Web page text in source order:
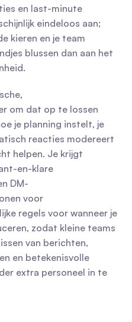
en last-minute
eindeloos aan;
kieren en je team
blussen dan aan het
om dat op te lossen
je planning instelt, je
reacties modereert
helpen. Je krijgt
en-klare
DM-
voor
regels voor wanneer je
zodat kleine teams
van berichten,
en betekenisvolle
extra personeel in te